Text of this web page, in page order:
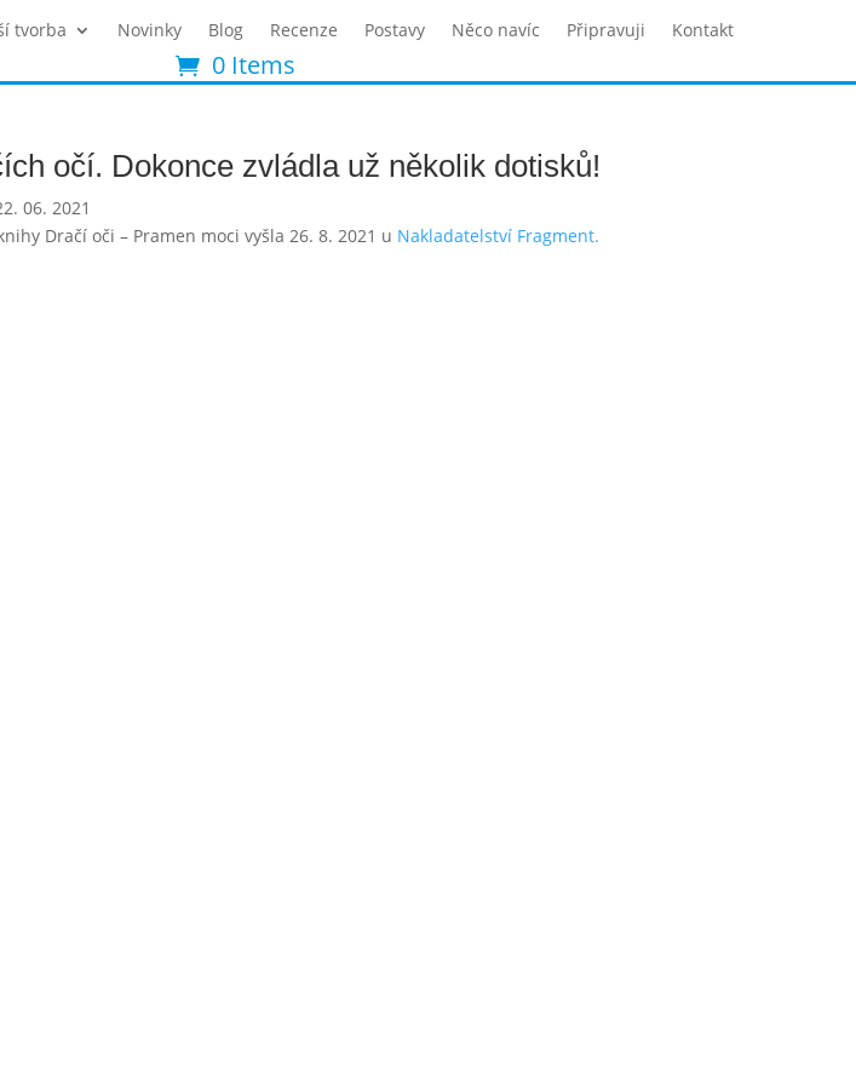
tvorba Novinky Blog Recenze Postavy Něco navíc Připravuji Kontakt
0 Items
očí. Dokonce zvládla už několik dotisků!
06. 2021
Dračí oči – Pramen moci vyšla 26. 8. 2021 u Nakladatelství Fragment.